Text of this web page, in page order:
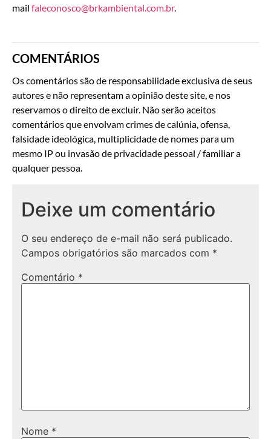
mail faleconosco@brkambiental.com.br.
COMENTÁRIOS
Os comentários são de responsabilidade exclusiva de seus
autores e não representam a opinião deste site, e nos
reservamos o direito de excluir. Não serão aceitos
comentários que envolvam crimes de calúnia, ofensa,
falsidade ideológica, multiplicidade de nomes para um
mesmo IP ou invasão de privacidade pessoal / familiar a
qualquer pessoa.
Deixe um comentário
O seu endereço de e-mail não será publicado.
Campos obrigatórios são marcados com *
Comentário *
Nome *